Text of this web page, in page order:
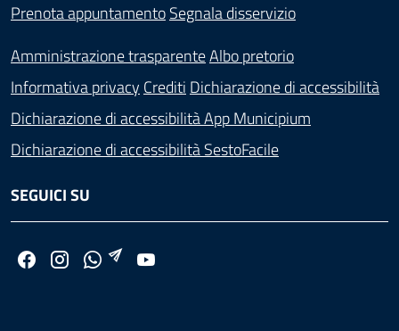
Prenota appuntamentoSegnala disservizio
Amministrazione trasparenteAlbo pretorio
Informativa privacy Crediti Dichiarazione di accessibilità
Dichiarazione di accessibilità App Municipium
Dichiarazione di accessibilità SestoFacile
SEGUICI SU